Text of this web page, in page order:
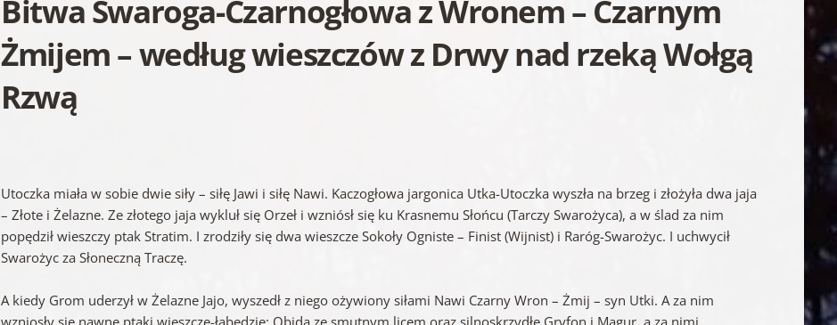
Bitwa Swaroga-Czarnogłowa z Wronem – Czarnym
Żmijem – według wieszczów z Drwy nad rzeką Wołgą
Rzwą
Utoczka miała w sobie dwie siły – siłę Jawi i siłę Nawi. Kaczogłowa jargonica Utka-Utoczka wyszła na brzeg i złożyła dwa jaja
– Złote i Żelazne. Ze złotego jaja wykluł się Orzeł i wzniósł się ku Krasnemu Słońcu (Tarczy Swarożyca), a w ślad za nim
popędził wieszczy ptak Stratim. I zrodziły się dwa wieszcze Sokoły Ogniste – Finist (Wijnist) i Raróg-Swarożyc. I uchwycił
Swarożyc za Słoneczną Traczę.
A kiedy Grom uderzył w Żelazne Jajo, wyszedł z niego ożywiony siłami Nawi Czarny Wron – Żmij – syn Utki. A za nim